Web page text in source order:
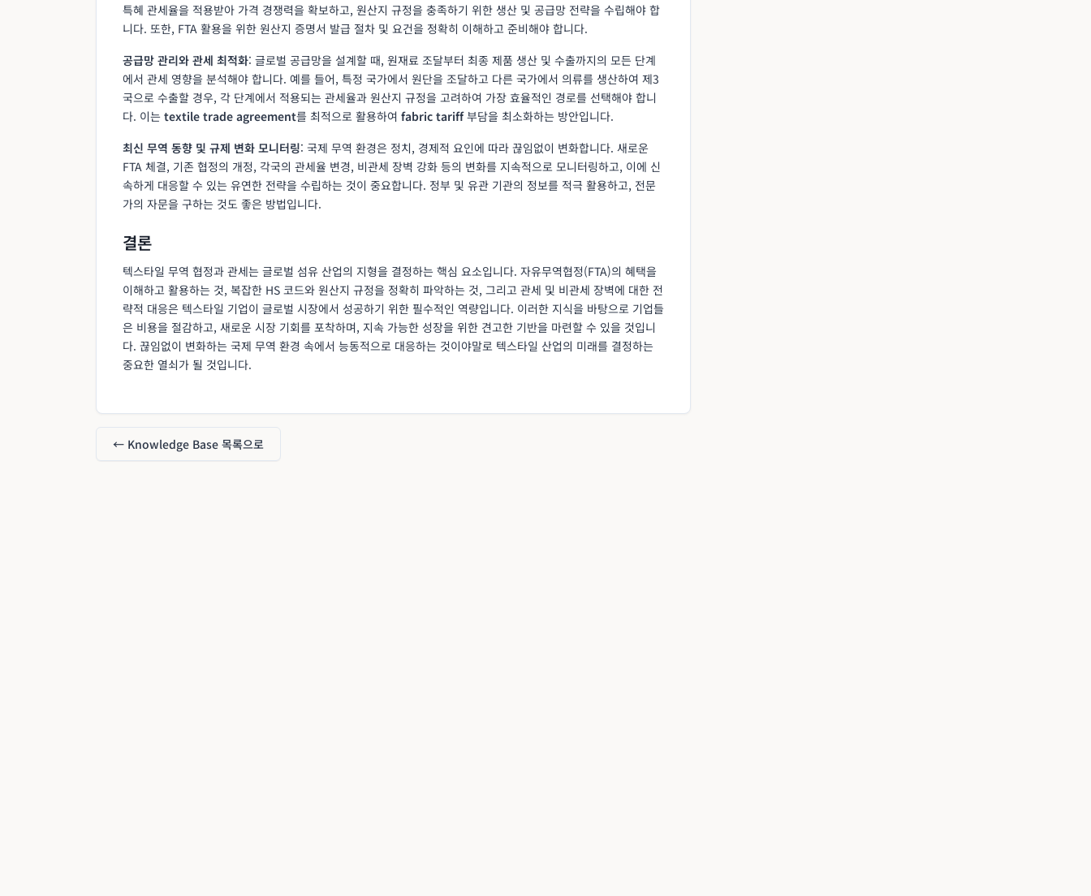
특혜 관세율을 적용받아 가격 경쟁력을 확보하고, 원산지 규정을 충족하기 위한 생산 및 공급망 전략을 수립해야 합
니다. 또한, FTA 활용을 위한 원산지 증명서 발급 절차 및 요건을 정확히 이해하고 준비해야 합니다.
공급망 관리와 관세 최적화: 글로벌 공급망을 설계할 때, 원재료 조달부터 최종 제품 생산 및 수출까지의 모든 단계
에서 관세 영향을 분석해야 합니다. 예를 들어, 특정 국가에서 원단을 조달하고 다른 국가에서 의류를 생산하여 제3
국으로 수출할 경우, 각 단계에서 적용되는 관세율과 원산지 규정을 고려하여 가장 효율적인 경로를 선택해야 합니
다. 이는 textile trade agreement를 최적으로 활용하여 fabric tariff부담을 최소화하는 방안입니다.
최신 무역 동향 및 규제 변화 모니터링: 국제 무역 환경은 정치, 경제적 요인에 따라 끊임없이 변화합니다. 새로운
FTA 체결, 기존 협정의 개정, 각국의 관세율 변경, 비관세 장벽 강화 등의 변화를 지속적으로 모니터링하고, 이에 신
속하게 대응할 수 있는 유연한 전략을 수립하는 것이 중요합니다. 정부 및 유관 기관의 정보를 적극 활용하고, 전문
가의 자문을 구하는 것도 좋은 방법입니다.
결론
텍스타일 무역 협정과 관세는 글로벌 섬유 산업의 지형을 결정하는 핵심 요소입니다. 자유무역협정(FTA)의 혜택을
이해하고 활용하는 것, 복잡한 HS 코드와 원산지 규정을 정확히 파악하는 것, 그리고 관세 및 비관세 장벽에 대한 전
략적 대응은 텍스타일 기업이 글로벌 시장에서 성공하기 위한 필수적인 역량입니다. 이러한 지식을 바탕으로 기업들
은 비용을 절감하고, 새로운 시장 기회를 포착하며, 지속 가능한 성장을 위한 견고한 기반을 마련할 수 있을 것입니
다. 끊임없이 변화하는 국제 무역 환경 속에서 능동적으로 대응하는 것이야말로 텍스타일 산업의 미래를 결정하는
중요한 열쇠가 될 것입니다.
← Knowledge Base 목록으로